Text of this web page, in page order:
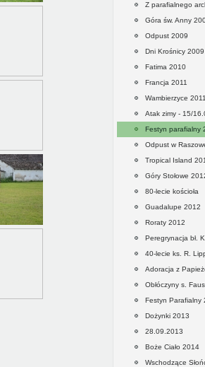
Z parafialnego
Góra św. Anny
Odpust 2009
Dni Krośnicy 2009
Fatima 2010
Francja 2011
Wambierzyce 2011
Atak zimy - 15/
Festyn parafialny
Odpust w
Tropical Island
Góry Stołowe
80-lecie kościoła
Guadalupe 2012
Roraty 2012
Peregrynacja bł.
40-lecie ks. R.
Adoracja z
Obłóczyny s.
Festyn Parafialny
Dożynki 2013
28.09.2013
Boże Ciało 2014
Wschodzące